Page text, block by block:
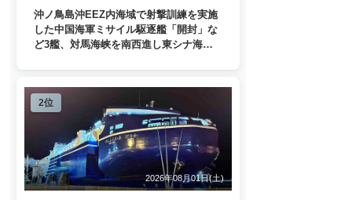
沖ノ鳥島沖EEZ内海域で射撃訓練を実施
した中国海軍ミサイル駆逐艦「開封」な
ど3艦、対馬海峡を南西進し東シナ海
2位
2026年08月01日(土)